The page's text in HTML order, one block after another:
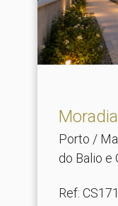
Porto /
do Balio e
Ref: